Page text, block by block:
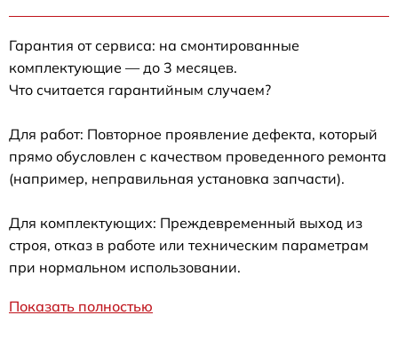
Гарантия от сервиса: на смонтированные
комплектующие — до 3 месяцев.
Что считается гарантийным случаем?
Для работ: Повторное проявление дефекта, который
прямо обусловлен с качеством проведенного ремонта
(например, неправильная установка запчасти).
Для комплектующих: Преждевременный выход из
строя, отказ в работе или техническим параметрам
при нормальном использовании.
Показать полностью